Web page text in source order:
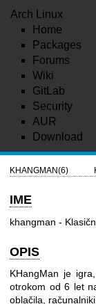
Arch Linux
Home
Packages
Forums
Wiki
GitLab
Security
AUR
Download
KHANGMAN(6)
IME
khangman -
OPIS
KHangMan je
otrokom od 6 let
oblačila,